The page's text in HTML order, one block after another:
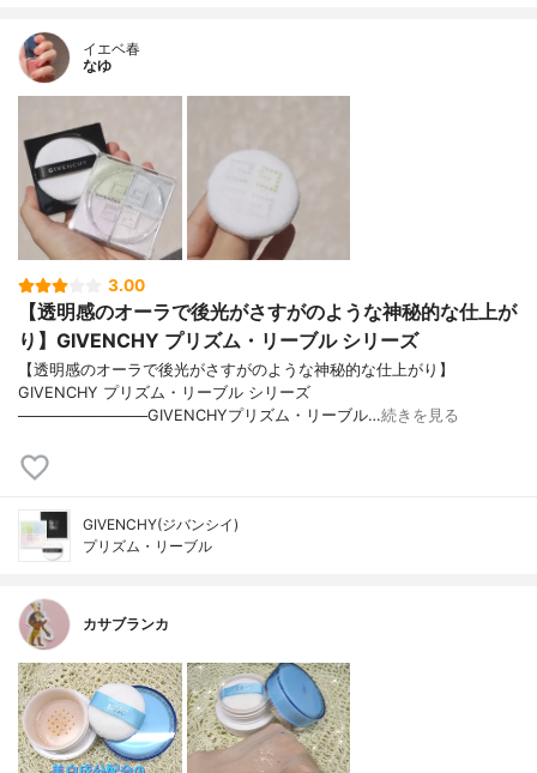
イエベ春
なゆ
3.00
【透明感のオーラで後光がさすがのような神秘的な仕上が
り】GIVENCHY プリズム・リーブル シリーズ
【透明感のオーラで後光がさすがのような神秘的な仕上がり】
GIVENCHY プリズム・リーブル シリーズ
────────────GIVENCHYプリズム・リーブル…続きを見る
GIVENCHY(ジバンシイ)
プリズム・リーブル
カサブランカ